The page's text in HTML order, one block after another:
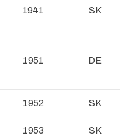
1941 SK
1951 DE
1952 SK
1953 SK